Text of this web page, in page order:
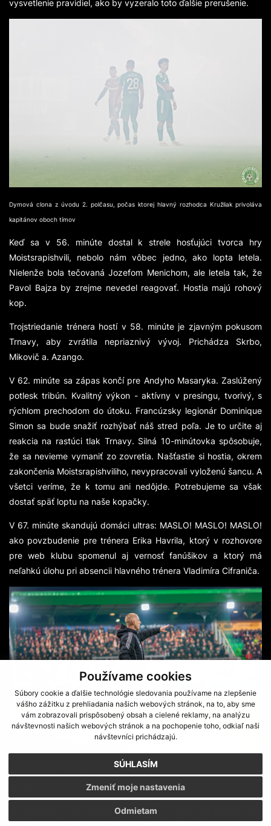
Používame cookies
Súbory cookie a ďalšie technológie sledovania používame na zlepšenie
vášho zážitku z prehliadania našich webových stránok, na to, aby sme
vám zobrazovali prispôsobený obsah a cielené reklamy, na analýzu
návštevnosti našich webových stránok a na pochopenie toho, odkiaľ naši
návštevníci prichádzajú.
SÚHLASÍM
Odmietam
Zmeniť moje nastavenia
vysvetlenie pravidiel, ako by vyzeralo toto ďalšie prerušenie.
Dymová clona z úvodu 2. polčasu, počas ktorej hlavný rozhodca Kružliak privoláva
kapitánov oboch tímov
Keď sa v 56. minúte dostal k strele hosťujúci tvorca hry
Moistsrapishvili, nebolo nám vôbec jedno, ako lopta letela.
Nielenže bola tečovaná Jozefom Menichom, ale letela tak, že
Pavol Bajza by zrejme nevedel reagovať. Hostia majú rohový
kop.
Trojstriedanie trénera hostí v 58. minúte je zjavným pokusom
Trnavy, aby zvrátila nepriaznivý vývoj. Prichádza Skrbo,
Mikovič a. Azango.
V 62. minúte sa zápas končí pre Andyho Masaryka. Zaslúžený
potlesk tribún. Kvalitný výkon - aktívny v presingu, tvorivý, s
rýchlom prechodom do útoku. Francúzsky legionár Dominique
Simon sa bude snažiť rozhýbať náš stred poľa. Je to určite aj
reakcia na rastúci tlak Trnavy. Silná 10-minútovka spôsobuje,
že sa nevieme vymaniť zo zovretia. Našťastie si hostia, okrem
zakončenia Moistsrapishviliho, nevypracovali vyloženú šancu. A
všetci veríme, že k tomu ani nedôjde. Potrebujeme sa však
dostať späť loptu na naše kopačky.
V 67. minúte skandujú domáci ultras: MASLO! MASLO! MASLO!
ako povzbudenie pre trénera Erika Havrila, ktorý v rozhovore
pre web klubu spomenul aj vernosť fanúšikov a ktorý má
neľahkú úlohu pri absencii hlavného trénera Vladimíra Cifraniča.
Asistent trénera Erik Havrila koučuje zeleno-bielych pri absencii potrestaného
Na chvíľu sme si pomysleli, či je všetko v poriadku, keď si v 69.